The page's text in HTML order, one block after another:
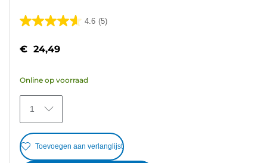
4.6 (5)
4.6
de
sterren.
5
beoordelingen
€ 24,49
Online op voorraad
1
Toevoegen aan verlanglijst